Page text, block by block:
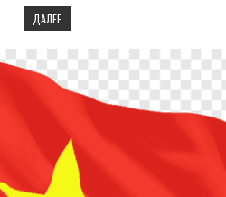
ДАЛЕЕ